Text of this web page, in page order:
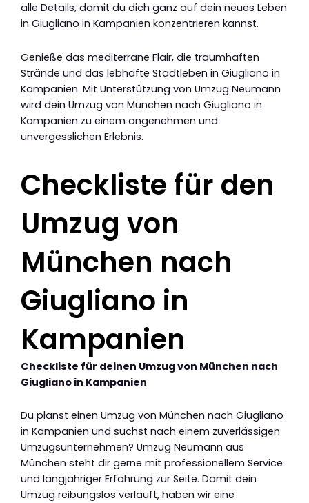
alle Details, damit du dich ganz auf dein neues Leben
in Giugliano in Kampanien konzentrieren kannst.
Genieße das mediterrane Flair, die traumhaften
Strände und das lebhafte Stadtleben in Giugliano in
Kampanien. Mit Unterstützung von Umzug Neumann
wird dein Umzug von München nach Giugliano in
Kampanien zu einem angenehmen und
unvergesslichen Erlebnis.
Checkliste für den
Umzug von
München nach
Giugliano in
Kampanien
Checkliste für deinen Umzug von München nach
Giugliano in Kampanien
Du planst einen Umzug von München nach Giugliano
in Kampanien und suchst nach einem zuverlässigen
Umzugsunternehmen? Umzug Neumann aus
München steht dir gerne mit professionellem Service
und langjähriger Erfahrung zur Seite. Damit dein
Umzug reibungslos verläuft, haben wir eine